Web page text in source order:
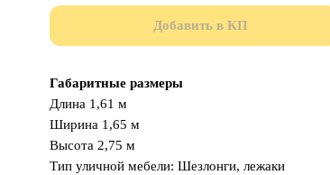
Добавить в КП
Габаритные размеры
Длина 1,61 м
Ширина 1,65 м
Высота 2,75 м
Тип уличной мебели: Шезлонги, лежаки